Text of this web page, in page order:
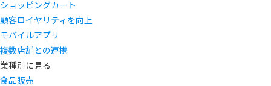
ショッピングカート
顧客ロイヤリティを向上
モバイルアプリ
複数店舗との連携
業種別に見る
食品販売